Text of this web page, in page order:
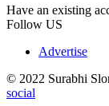
Have an existing
Follow US
Advertise
© 2022 Surabhi
social